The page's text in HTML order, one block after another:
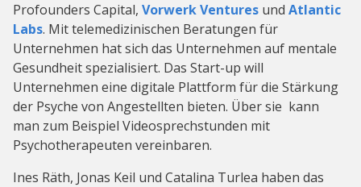
Profounders Capital, Vorwerk Ventures und Atlantic
Labs. Mit telemedizinischen Beratungen für
Unternehmen hat sich das Unternehmen auf mentale
Gesundheit spezialisiert. Das Start-up will
Unternehmen eine digitale Plattform für die Stärkung
der Psyche von Angestellten bieten. Über sie kann
man zum Beispiel Videosprechstunden mit
Psychotherapeuten vereinbaren.
Ines Räth, Jonas Keil und Catalina Turlea haben das